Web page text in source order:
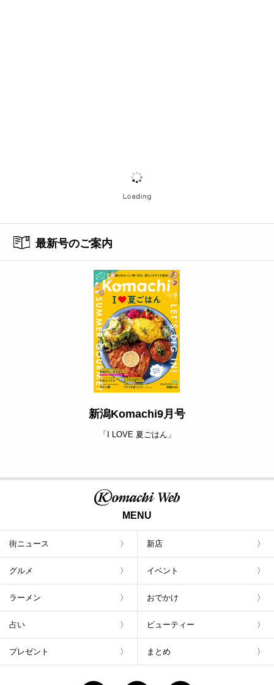
最新号のご案内
新潟Komachi9月号
「I LOVE 夏ごはん」
MENU
街ニュース 新店
グルメ イベント
ラーメン おでかけ
占い ビューティー
プレゼント まとめ